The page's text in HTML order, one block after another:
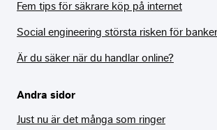
Fem tips för säkrare köp på internet
Social engineering största risken för
Är du säker när du handlar online?
Andra sidor
Just nu är det många som ringer